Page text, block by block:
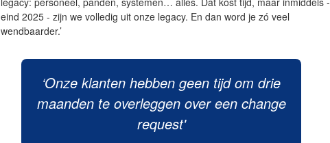
eind 2025 - zijn we volledig uit onze legacy. En dan word je zó veel
wendbaarder.’
‘Onze klanten hebben geen tijd om drie
maanden te overleggen over een change
request'